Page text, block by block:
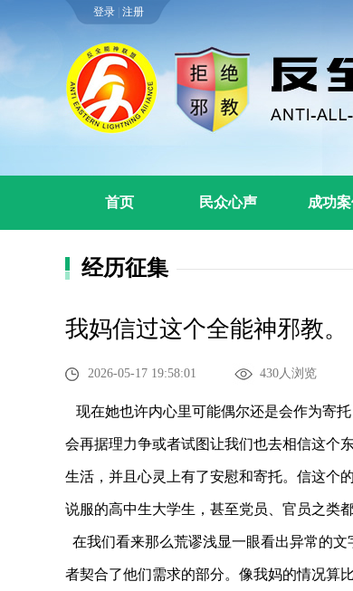
登录| 注册
首页 民众心声 成功案
经历征集
我妈信过这个全能神邪教。
2026-05-17 19:58:01 430人浏览
现在她也许内心里可能偶尔还是会作为寄
会再据理力争或者试图让我们也去相信这个
生活，并且心灵上有了安慰和寄托。信这个
说服的高中生大学生，甚至党员、官员之类都
在我们看来那么荒谬浅显一眼看出异常的
者契合了他们需求的部分。像我妈的情况算